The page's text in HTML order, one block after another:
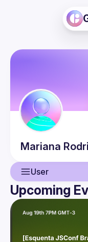
Mariana
User
User
Events
Guilds
Upcoming